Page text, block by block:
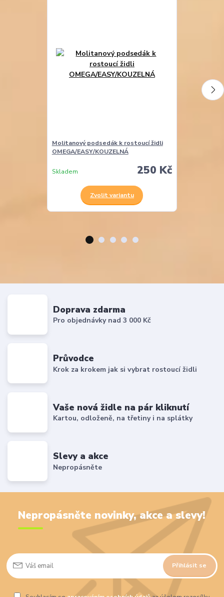
Molitanový podsedák k rostoucí židli
OMEGA/EASY/KOUZELNÁ
250 Kč
Skladem
Zvolit variantu
Doprava zdarma
Pro objednávky nad 3 000 Kč
Průvodce
Krok za krokem jak si vybrat rostoucí židli
Vaše nová židle na pár kliknutí
Kartou, odloženě, na třetiny i na splátky
Slevy a akce
Nepropásněte
Nepropásněte novinky, akce a slevy!
Přihlásit se